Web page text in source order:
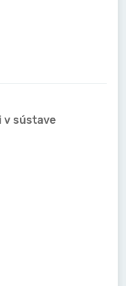
v sústave